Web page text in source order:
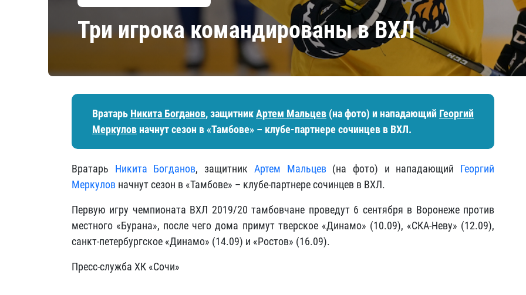
Три игрока командированы в ВХЛ
Вратарь Никита Богданов, защитникАртем Мальцев (на фото) и нападающий Георгий
Меркуловначнут сезон в «Тамбове» – клубе-партнере сочинцев в ВХЛ.
Вратарь Никита Богданов, защитник Артем Мальцев (на фото) и нападающий Георгий
Меркулов начнут сезон в «Тамбове» – клубе-партнере сочинцев в ВХЛ.
Первую игру чемпионата ВХЛ 2019/20 тамбовчане проведут 6 сентября в Воронеже против
местного «Бурана», после чего дома примут тверское «Динамо» (10.09), «СКА-Неву» (12.09),
санкт-петербургское «Динамо» (14.09) и «Ростов» (16.09).
Пресс-служба ХК «Сочи»